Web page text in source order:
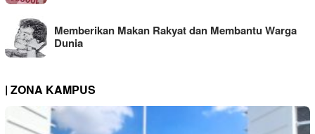
Memberikan Makan Rakyat dan Membantu Warga
Dunia
| ZONA KAMPUS